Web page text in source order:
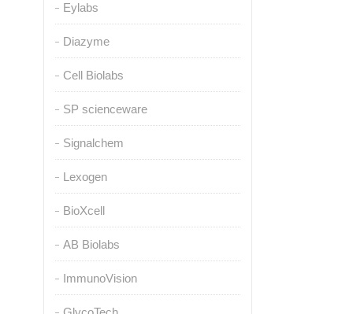
Eylabs
Diazyme
Cell Biolabs
SP scienceware
Signalchem
Lexogen
BioXcell
AB Biolabs
ImmunoVision